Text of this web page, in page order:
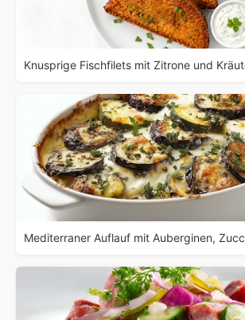
Knusprige Fischfilets mit Zitrone und
Mediterraner Auflauf mit Auberginen,